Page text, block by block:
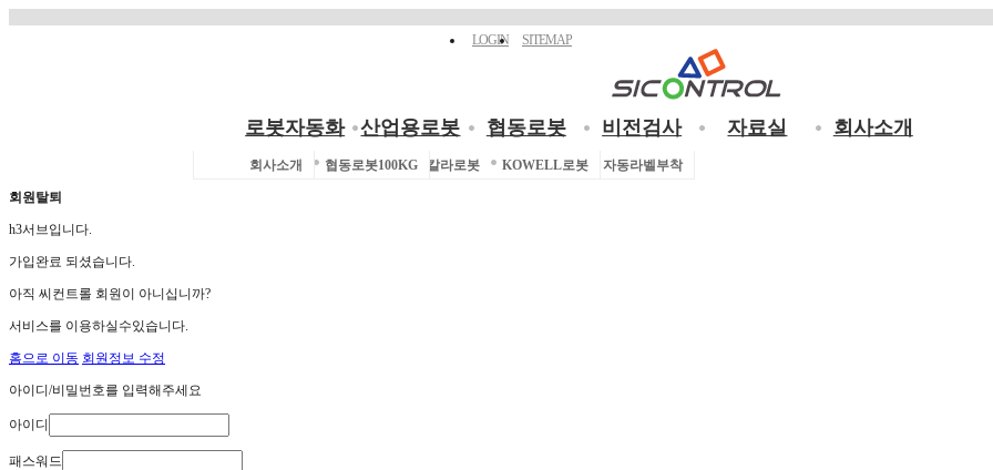
LOGIN SITEMAP
로봇자동화
파렛타이징 핸들링 빈픽킹 사상/폴리싱 용접 자동라벨부착
산업용로봇
산업용로봇 델타로봇 스칼라로봇 KOWELL로봇
협동로봇
협동로봇 협동로봇100KG
비전검사
비전검사
자료실
자료실
회사소개
회사소개
회원탈퇴
h3서브입니다.
가입완료 되셨습니다.
아직 씨컨트롤 회원이 아니십니까?
서비스를 이용하실수있습니다.
홈으로 이동 회원정보 수정
아이디/비밀번호를 입력해주세요
아이디
패스워드